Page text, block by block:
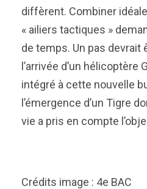
diffèrent. Combiner
« ailiers tactiques »
de temps. Un pas devrait
l’arrivée d’un
intégré à cette nouvelle
l’émergence d’un Tigre
vie a pris en compte
Crédits image : 4e BAC